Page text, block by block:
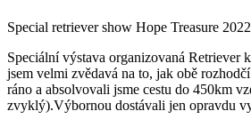
Special retriever show Hope Treasure
Speciální výstava organizovaná Retriever
jsem velmi zvědavá na to, jak obě
ráno a absolvovali jsme cestu do 450km
zvyklý).Výbornou dostávali jen opravdu